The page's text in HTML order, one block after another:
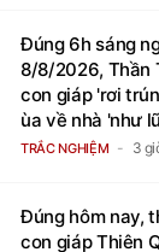
Đúng 6h sáng
8/8/2026, Thần
con giáp 'rơi
ùa về nhà 'như
thành đại gia
TRẮC NGHIỆM 3
Đúng hôm nay,
con giáp Thiên